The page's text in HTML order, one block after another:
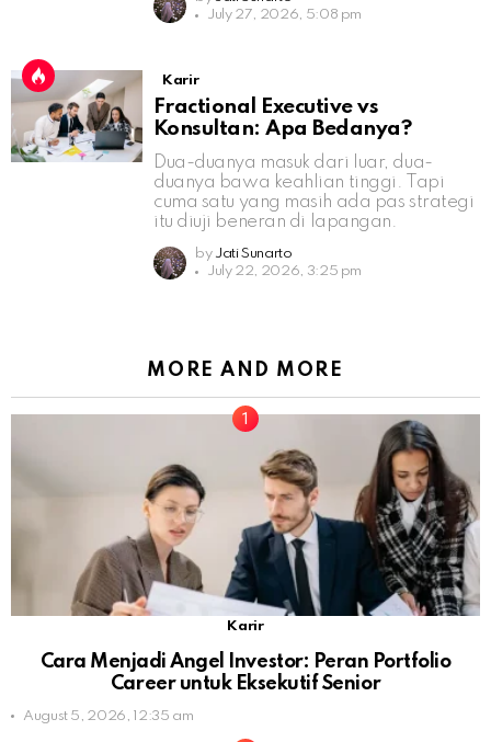
July 27, 2026, 5:08 pm
Karir
Fractional Executive vs
Konsultan: Apa Bedanya?
Dua-duanya masuk dari luar, dua-
duanya bawa keahlian tinggi. Tapi
cuma satu yang masih ada pas strategi
itu diuji beneran di lapangan.
by Jati Sunarto
July 22, 2026, 3:25 pm
MORE AND MORE
Karir
Cara Menjadi Angel Investor: Peran Portfolio
Career untuk Eksekutif Senior
August 5, 2026, 12:35 am